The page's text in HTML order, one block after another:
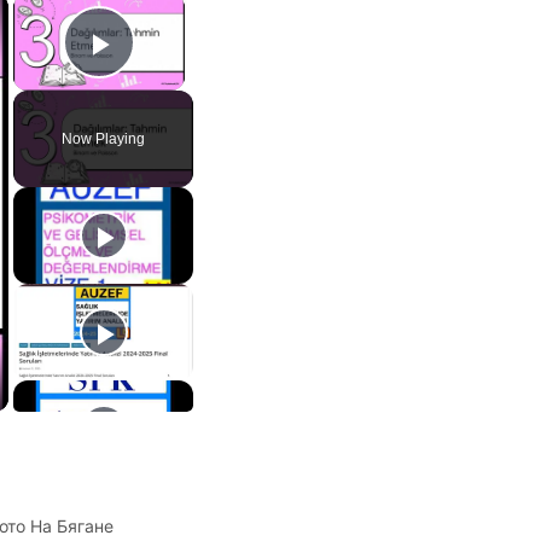
Play Video
Now Playing
На Бягане